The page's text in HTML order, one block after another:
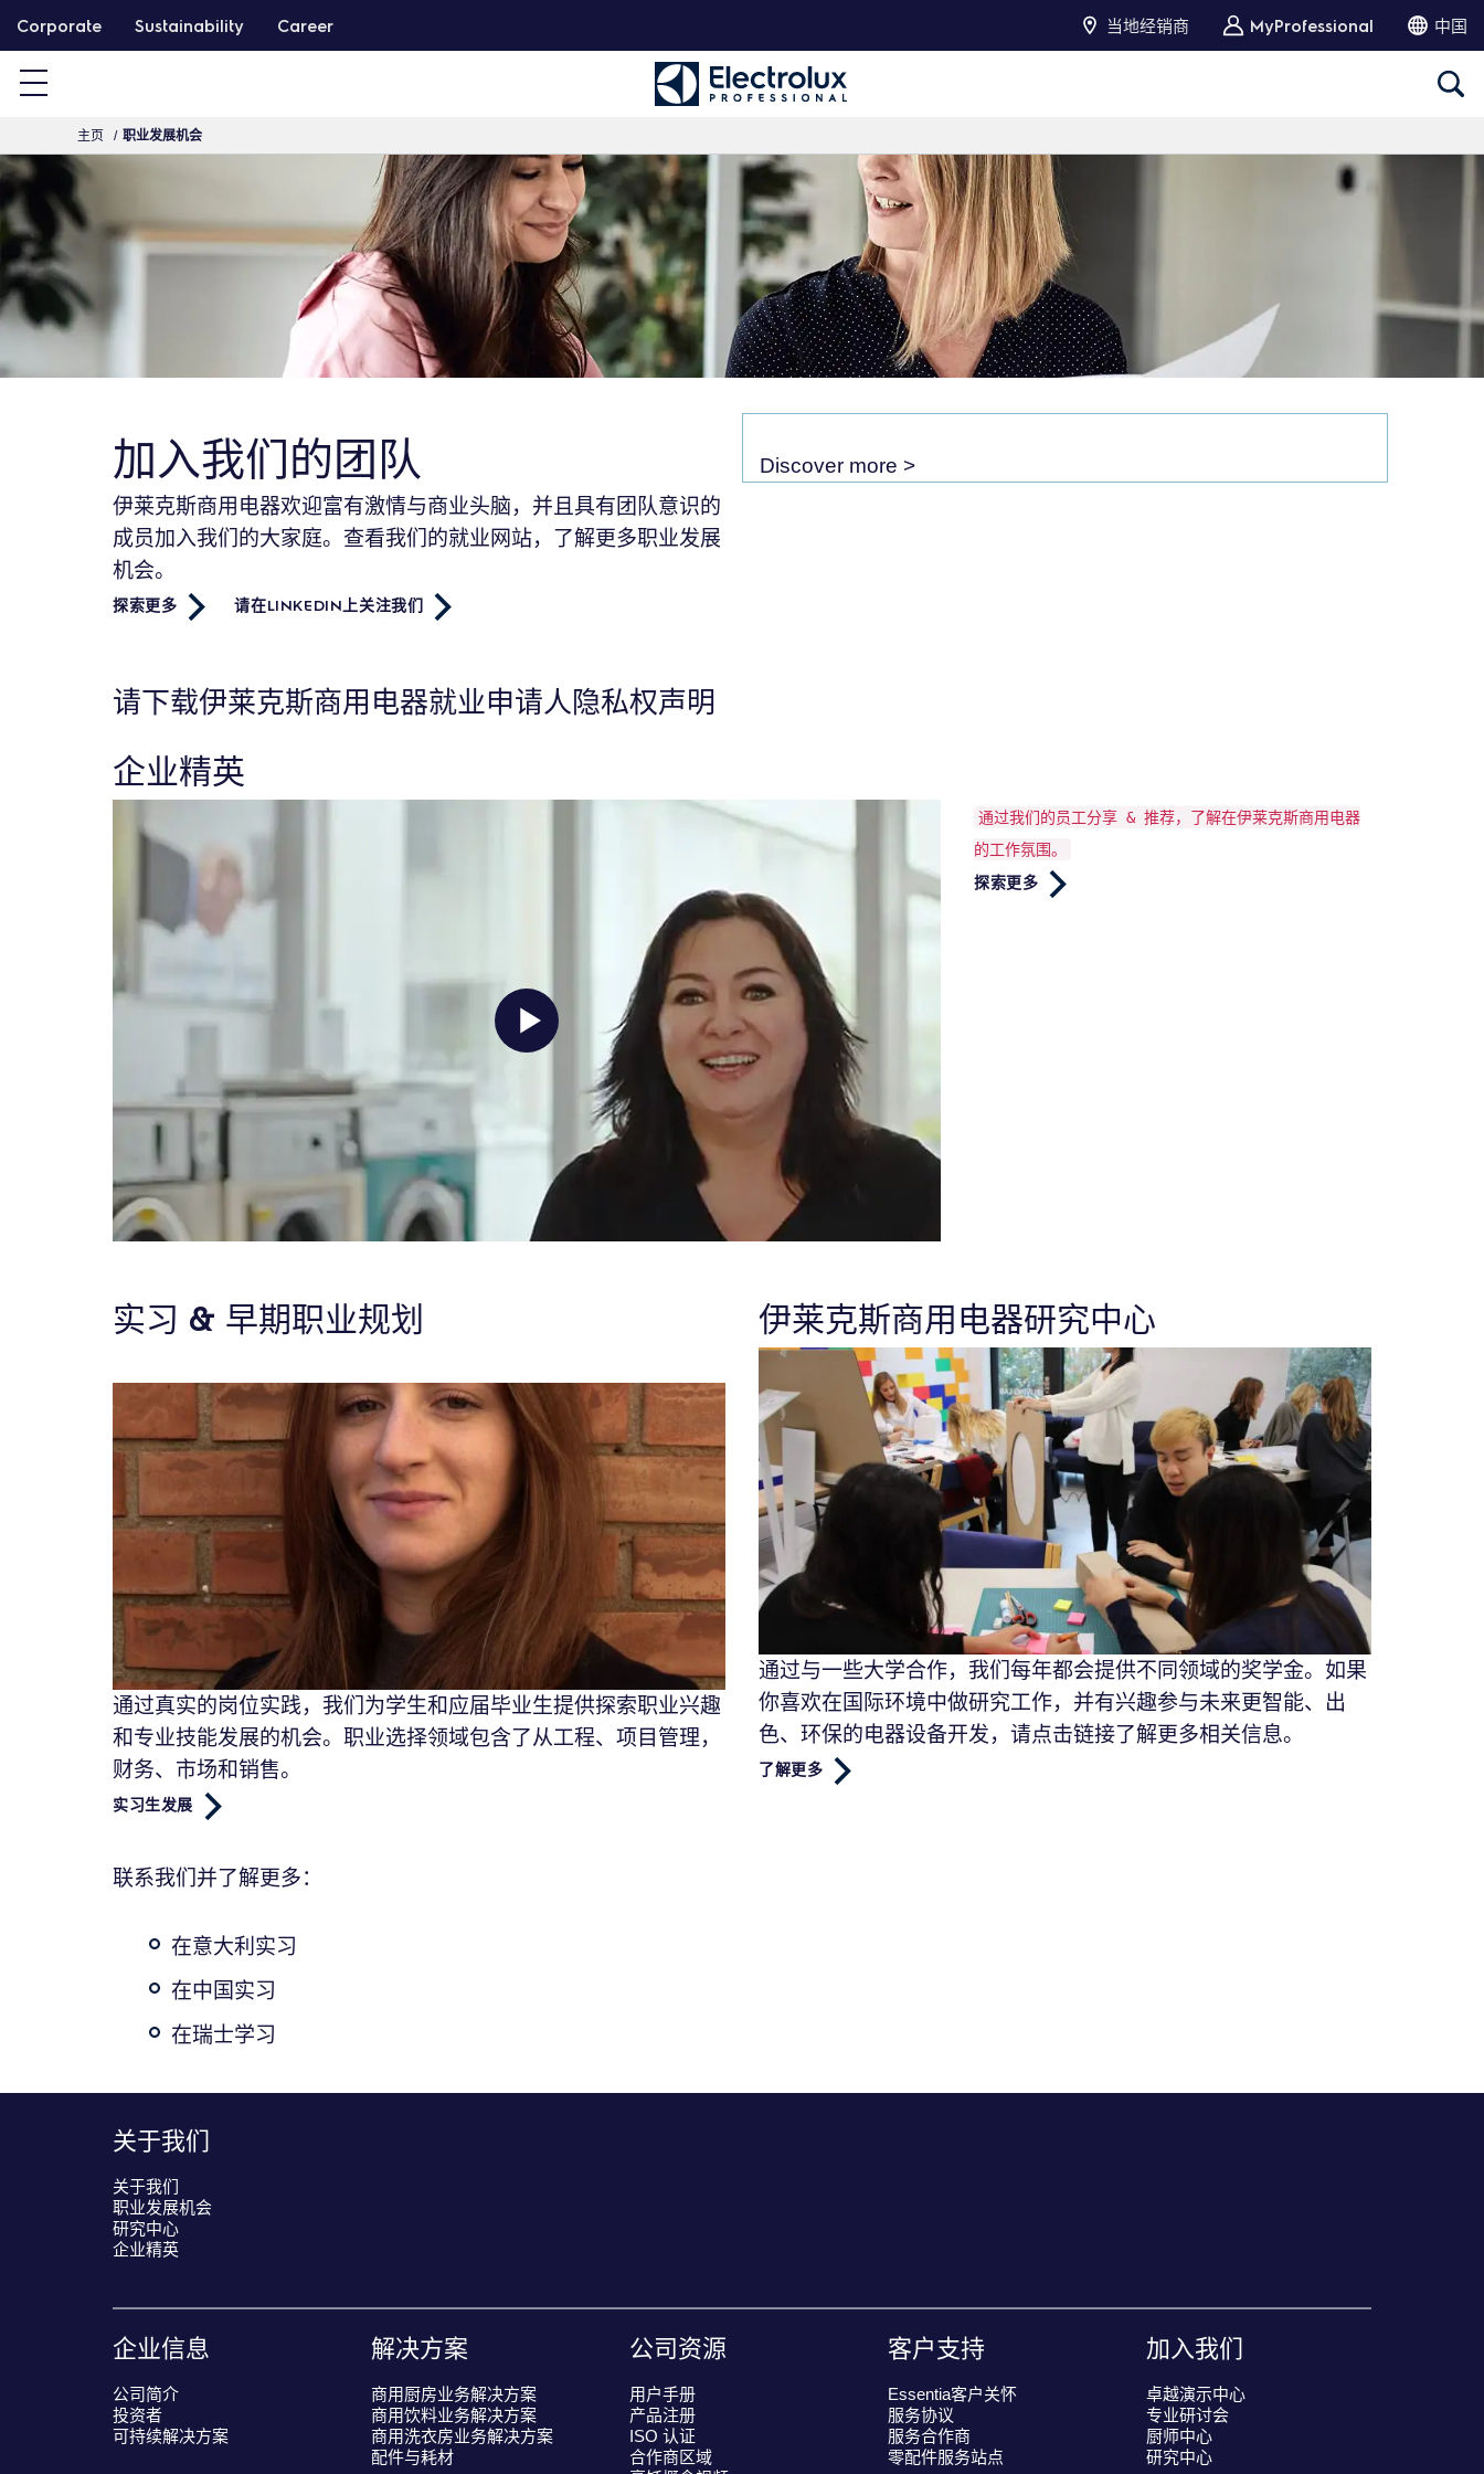
跳
转
Corporate Sustainability Career 当地经销商 MyProfessional 中国
主页 职业发展机会
加入我们的团队
伊莱克斯商用电器欢迎富有激情与商业头脑，并且具有团队意识的
成员加入我们的大家庭。查看我们的就业网站，了解更多职业发展
机会。
探索更多 请在LINKEDIN上关注我们
请下载伊莱克斯商用电器就业申请人隐私权声明
Discover more >
企业精英
通过我们的员工分享 & 推荐，了解在伊莱克斯商用电器
的工作氛围。
探索更多
实习 & 早期职业规划
通过真实的岗位实践，我们为学生和应届毕业生提供探索职业兴趣
和专业技能发展的机会。职业选择领域包含了从工程、项目管理，
财务、市场和销售。
实习生发展
联系我们并了解更多：
在意大利实习
在中国实习
在瑞士学习
伊莱克斯商用电器研究中心
通过与一些大学合作，我们每年都会提供不同领域的奖学金。如果
你喜欢在国际环境中做研究工作，并有兴趣参与未来更智能、出
色、环保的电器设备开发，请点击链接了解更多相关信息。
了解更多
关于我们
关于我们
职业发展机会
研究中心
企业精英
企业信息
公司简介
投资者
可持续解决方案
解决方案
商用厨房业务解决方案
商用饮料业务解决方案
商用洗衣房业务解决方案
配件与耗材
公司资源
用户手册
产品注册
ISO 认证
合作商区域
客户支持
Essentia客户关怀
服务协议
服务合作商
零配件服务站点
加入我们
卓越演示中心
专业研讨会
厨师中心
研究中心